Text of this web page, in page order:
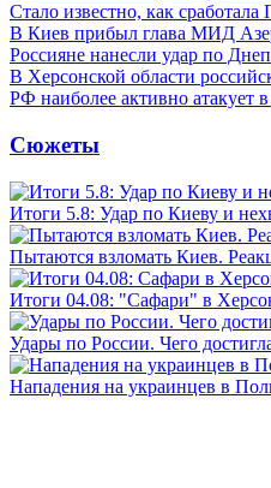
Стало известно, как
В Киев прибыл глава МИД
Россияне нанесли удар по
В Херсонской области
РФ наиболее активно атакует
Сюжеты
Итоги 5.8: Удар по Киеву и
Пытаются взломать Киев.
Итоги 04.08: "Сафари" в
Удары по России. Чего
Нападения на украинцев в